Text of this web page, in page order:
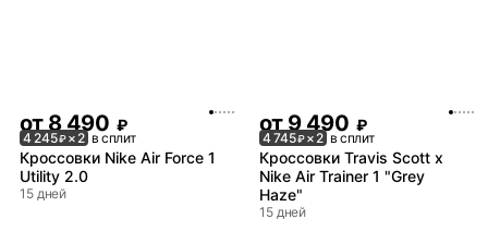
от8 490 ₽
4 245₽× 2 в сплит
Кроссовки Nike Air Force 1
Utility 2.0
15 дней
от9 490 ₽
4 745₽× 2 в сплит
Кроссовки Travis Scott x
Nike Air Trainer 1 "Grey
Haze"
15 дней